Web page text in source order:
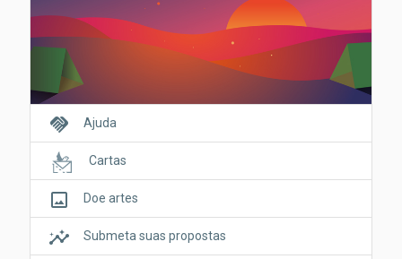
handshake Ajuda
Cartas
crop_original Doe artes
insights Submeta suas propostas